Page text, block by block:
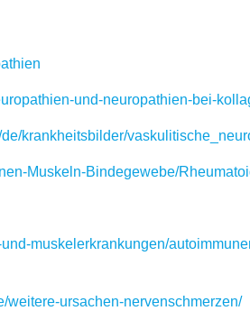
und-neuropathien-bei-
krankheitsbilder/
Muskeln-Bindegewebe/
muskelerkrankungen/
weitere-ursachen-nervenschmerzen/